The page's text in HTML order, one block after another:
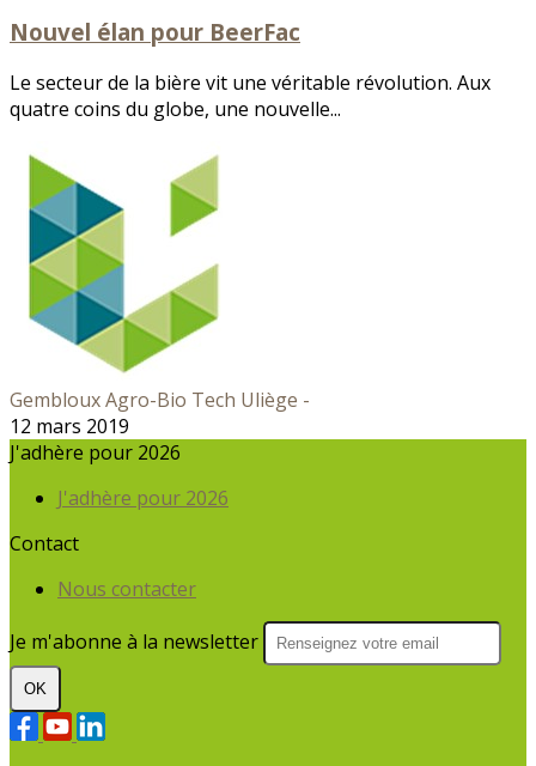
Nouvel élan pour BeerFac
Le secteur de la bière vit une véritable révolution. Aux
quatre coins du globe, une nouvelle...
Gembloux Agro-Bio Tech Uliège -
12 mars 2019
J'adhère pour 2026
J'adhère pour 2026
Contact
Nous contacter
Je m'abonne à la newsletter
OK